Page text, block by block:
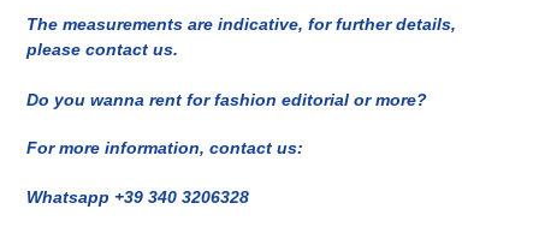
The measurements are indicative, for further details,
please contact us.
Do you wanna rent for fashion editorial or more?
For more information, contact us:
Whatsapp +39 340 3206328